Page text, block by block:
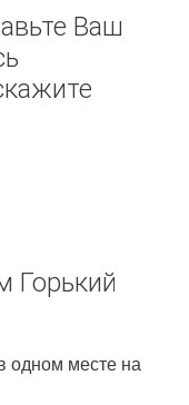
Ваш
Горький
одном месте на